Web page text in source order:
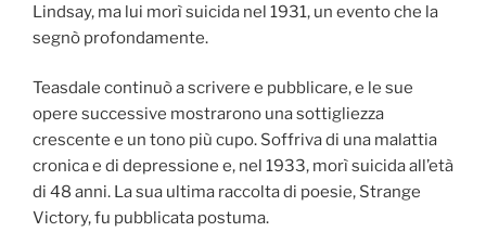
Lindsay, ma lui morì suicida nel 1931, un evento che la
segnò profondamente.
Teasdale continuò a scrivere e pubblicare, e le sue
opere successive mostrarono una sottigliezza
crescente e un tono più cupo. Soffriva di una malattia
cronica e di depressione e, nel 1933, morì suicida all’età
di 48 anni. La sua ultima raccolta di poesie, Strange
Victory, fu pubblicata postuma.